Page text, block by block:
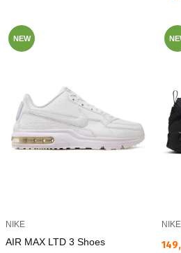
NEW
NIKE
AIR MAX LTD 3 Shoes
NIKE